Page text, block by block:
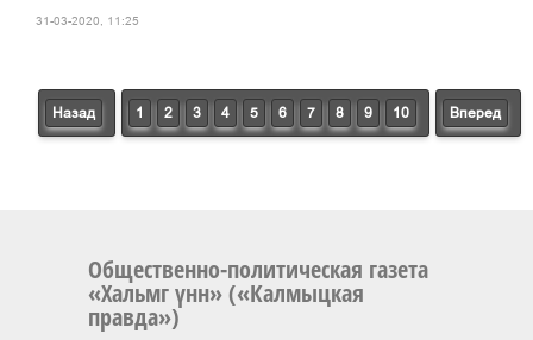
31-03-2020, 11:25
Назад 1 2 3 4 5 6 7 8 9 10 Вперед
Общественно-политическая газета
«Хальмг үнн» («Калмыцкая
правда»)